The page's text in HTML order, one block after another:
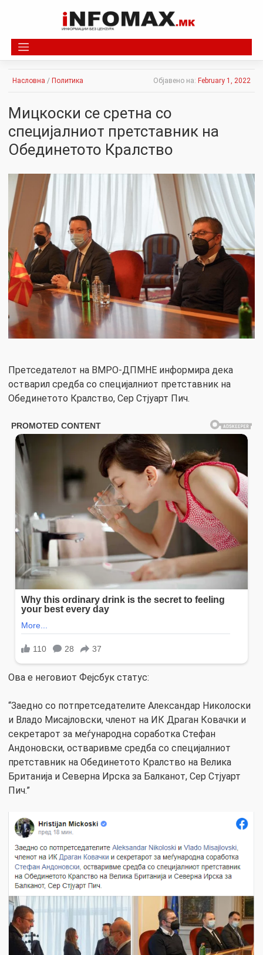
Насловна / Политика Објавено на: February 1, 2022
Мицкоски се сретна со
специјалниот претставник на
Обединетото Кралство
Претседателот на ВМРО-ДПМНЕ информира дека
остварил средба со специјалниот претставник на
Обединетото Кралство, Сер Стјуарт Пич.
Ова е неговиот Фејсбук статус:
“Заедно со потпретседателите Александар Николоски
и Владо Мисајловски, членот на ИК Драган Ковачки и
секретарот за меѓународна соработка Стефан
Андоновски, остваривме средба со специјалниот
претставник на Обединетото Кралство на Велика
Британија и Северна Ирска за Балканот, Сер Стјуарт
Пич.”